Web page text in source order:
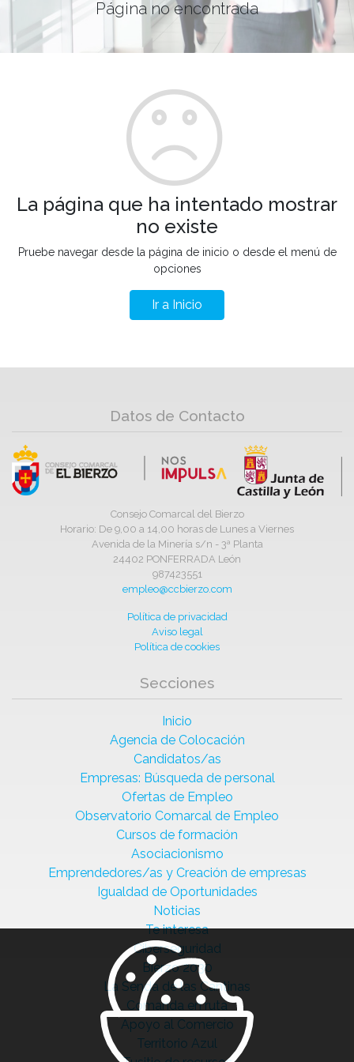
Página no encontrada
La página que ha intentado mostrar
no existe
Pruebe navegar desde la página de inicio o desde el menú de
opciones
Ir a Inicio
Datos de Contacto
Consejo Comarcal del Bierzo
Horario: De 9,00 a 14,00 horas de Lunes a Viernes
Avenida de la Minería s/n - 3ª Planta
24402 PONFERRADA León
987423551
empleo@ccbierzo.com
Política de privacidad
Aviso legal
Política de cookies
Secciones
Inicio
Agencia de Colocación
Candidatos/as
Empresas: Búsqueda de personal
Ofertas de Empleo
Observatorio Comarcal de Empleo
Cursos de formación
Asociacionismo
Emprendedores/as y Creación de empresas
Igualdad de Oportunidades
Noticias
Te interesa
Ciberseguridad
Bierzo 2030
La Senda de las Cantinas
Comanda en ruta
Apoyo al Comercio
Territorio Azul